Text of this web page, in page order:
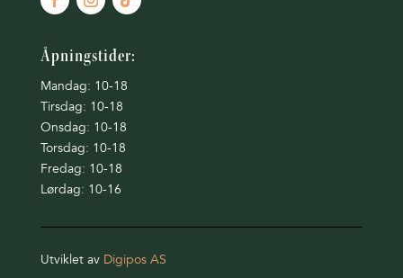
Åpningstider:
Mandag: 10-18
Tirsdag: 10-18
Onsdag: 10-18
Torsdag: 10-18
Fredag: 10-18
Lørdag: 10-16
Utviklet av Digipos AS